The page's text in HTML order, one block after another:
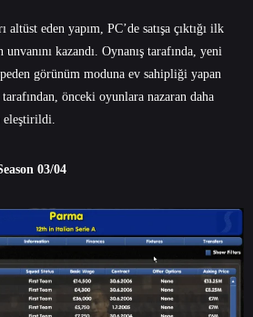
eden yapım, PC’de satışa çıktığı ilk
unvanını kazandı. Oynanış tarafında, yeni
görünüm moduna ev sahipliği yapan
önceki oyunlara nazaran daha
eleştirildi.
03/04